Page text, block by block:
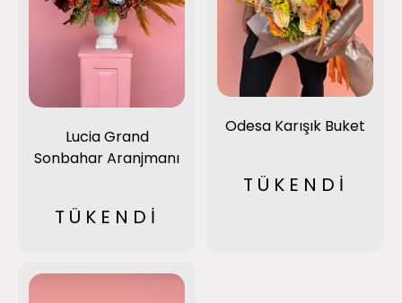
Lucia Grand
Sonbahar Aranjmanı
TÜKENDİ
Odesa Karışık Buket
TÜKENDİ